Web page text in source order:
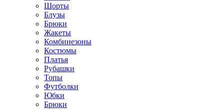
Шорты
Блузы
Брюки
Жакеты
Комбинезоны
Костюмы
Платья
Рубашки
Топы
Футболки
Юбки
Брюки